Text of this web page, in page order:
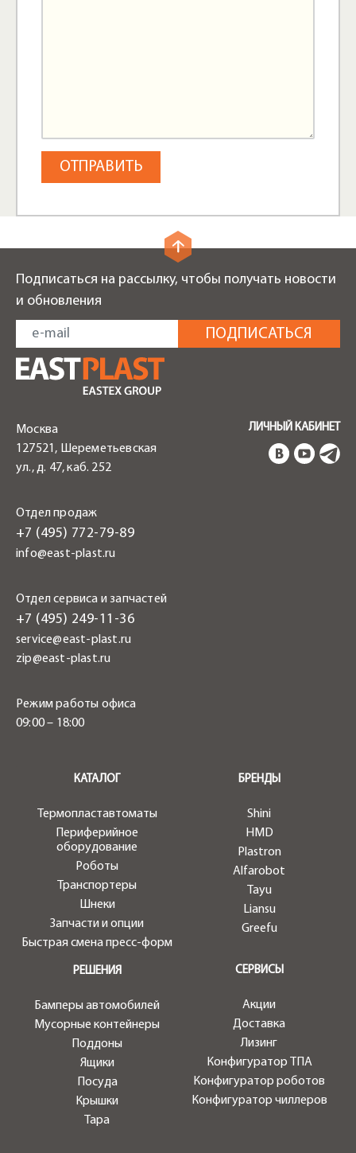
Подписаться на рассылку, чтобы получать новости
и обновления
Москва
127521, Шереметьевская
ул., д. 47, каб. 252
Отдел продаж
+7 (495) 772-79-89
info@east-plast.ru
Отдел сервиса и запчастей
+7 (495) 249-11-36
service@east-plast.ru
zip@east-plast.ru
Режим работы офиса
09:00 – 18:00
ЛИЧНЫЙ КАБИНЕТ
КАТАЛОГ
Термопластавтоматы
Периферийное
оборудование
Роботы
Транспортеры
Шнеки
Запчасти и опции
Быстрая смена пресс-форм
БРЕНДЫ
Shini
HMD
Plastron
Alfarobot
Tayu
Liansu
Greefu
СЕРВИСЫ
Акции
Доставка
Лизинг
Конфигуратор ТПА
Конфигуратор роботов
Конфигуратор чиллеров
РЕШЕНИЯ
Бамперы автомобилей
Мусорные контейнеры
Поддоны
Ящики
Посуда
Крышки
Тара